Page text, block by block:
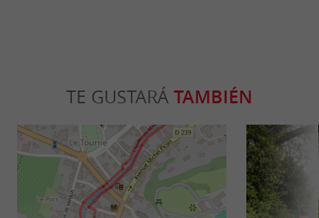
TE GUSTARÁ TAMBIÉN